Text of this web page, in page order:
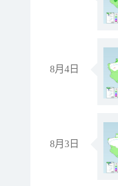
8月4日
8月3日